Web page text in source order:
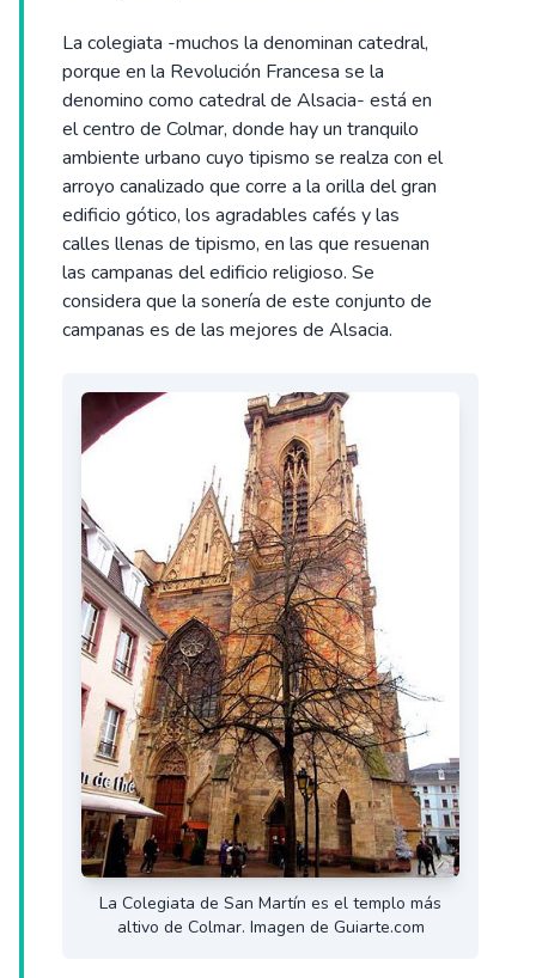
La colegiata -muchos la denominan catedral,
porque en la Revolución Francesa se la
denomino como catedral de Alsacia- está en
el centro de Colmar, donde hay un tranquilo
ambiente urbano cuyo tipismo se realza con el
arroyo canalizado que corre a la orilla del gran
edificio gótico, los agradables cafés y las
calles llenas de tipismo, en las que resuenan
las campanas del edificio religioso. Se
considera que la sonería de este conjunto de
campanas es de las mejores de Alsacia.
La Colegiata de San Martín es el templo más
altivo de Colmar. Imagen de Guiarte.com